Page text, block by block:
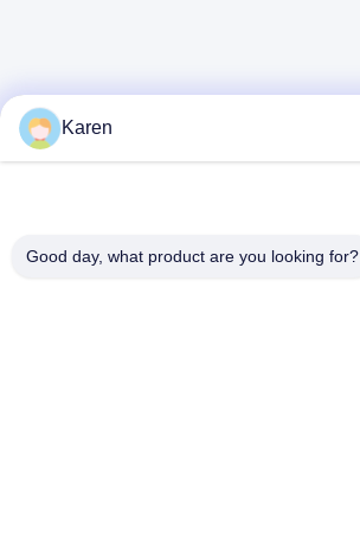
Karen
Good day, what product are you looking for?